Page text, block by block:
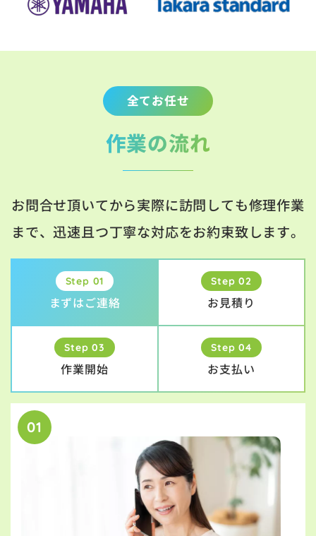
全てお任せ
作業の流れ
お問合せ頂いてから実際に訪問しても修理作業
まで、迅速且つ丁寧な対応をお約束致します。
Step 01
まずはご連絡
Step 02
お見積り
Step 03
作業開始
Step 04
お支払い
01